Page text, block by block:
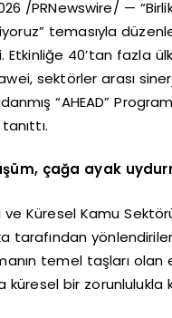
/PRNewswire/ —
temasıyla
Etkinliğe 40’tan fazla
sektörler arası
“AHEAD”
çağa ayak
ve Küresel Kamu
tarafından
temel taşları
bir zorunlulukla